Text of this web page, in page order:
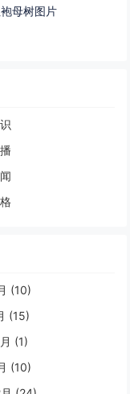
母树图片
(10)
(15)
(1)
(10)